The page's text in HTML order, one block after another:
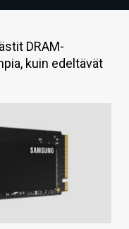
DRAM-
kuin edeltävät